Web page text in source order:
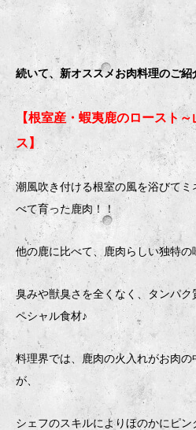
続いて、新オススメお肉料理のご紹
【根室産・蝦夷鹿のロースト
ス】
潮風吹き付ける根室の風を浴びて
べて育った鹿肉！！
他の鹿に比べて、鹿肉らしい独特の
臭みや獣臭さを全くなく、タンパ
ペシャル食材♪
料理界では、鹿肉の火入れがお肉
が、
シェフのスキルによりほのかにピ